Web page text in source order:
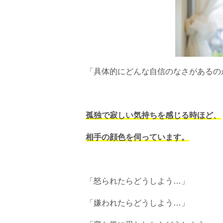
「具体的にどんな自信のなさがある
孤独で寂しい気持ちを感じる時ほど、
相手の顔色を伺っています。
「怒られたらどうしよう…」
「嫌われたらどうしよう…」